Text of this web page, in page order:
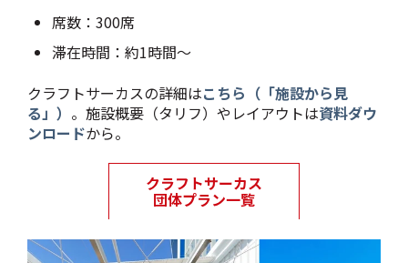
席数：300席
滞在時間：約1時間～
クラフトサーカスの詳細はこちら（「施設から見
る」） 。施設概要（タリフ）やレイアウトは資料ダウ
ンロードから。